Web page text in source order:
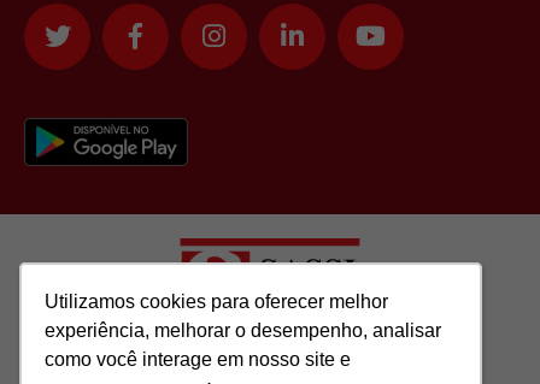
Utilizamos cookies para oferecer melhor
experiência, melhorar o desempenho, analisar
como você interage em nosso site e
Utilizamos cookies para oferecer melhor
experiência, melhorar o desempenho, analisar
como você interage em nosso site e